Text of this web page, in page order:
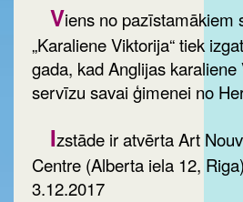
Viens no pazīstamākiem
„Karaliene Viktorija“ tiek
gada, kad Anglijas
servīzu savai ģimenei no
Izstāde ir atvērta Art
Centre (Alberta iela 12,
3.12.2017